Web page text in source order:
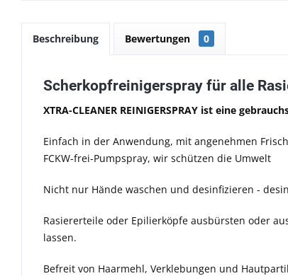
Beschreibung Bewertungen 0
Scherkopfreinigerspray für alle
XTRA-CLEANER REINIGERSPRAY ist eine
Einfach in der Anwendung, mit angenehmen
FCKW-frei-Pumpspray, wir schützen die Umwelt
Nicht nur Hände waschen und desinfizieren -
Rasiererteile oder Epilierköpfe ausbürsten oder
lassen.
Befreit von Haarmehl, Verklebungen und